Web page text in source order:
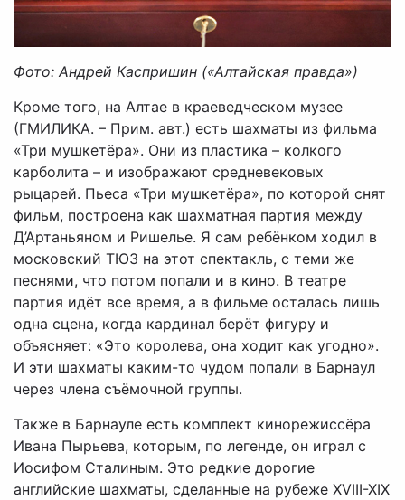
Фото: Андрей Каспришин («Алтайская правда»)
Кроме того, на Алтае в краеведческом музее
(ГМИЛИКА. – Прим. авт.) есть шахматы из фильма
«Три мушкетёра». Они из пластика – колкого
карболита – и изображают средневековых
рыцарей. Пьеса «Три мушкетёра», по которой снят
фильм, построена как шахматная партия между
Д’Артаньяном и Ришелье. Я сам ребёнком ходил в
московский ТЮЗ на этот спектакль, с теми же
песнями, что потом попали и в кино. В театре
партия идёт все время, а в фильме осталась лишь
одна сцена, когда кардинал берёт фигуру и
объясняет: «Это королева, она ходит как угодно».
И эти шахматы каким-то чудом попали в Барнаул
через члена съёмочной группы.
Также в Барнауле есть комплект кинорежиссёра
Ивана Пырьева, которым, по легенде, он играл с
Иосифом Сталиным. Это редкие дорогие
английские шахматы, сделанные на рубеже XVIII-XIX